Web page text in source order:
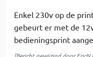
Enkel 230v op de
gebeurt er met de
bedieningsprint